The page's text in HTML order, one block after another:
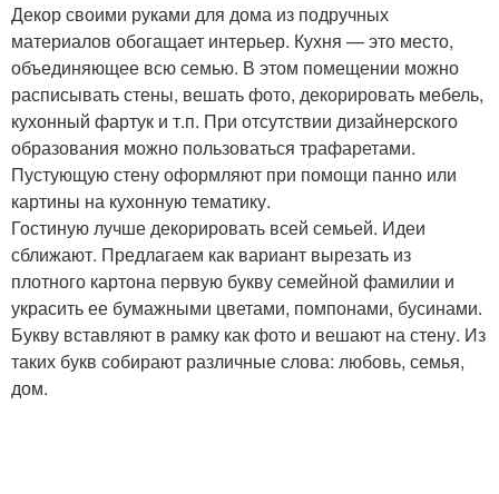
Декор своими руками для дома из подручных
материалов обогащает интерьер. Кухня — это место,
объединяющее всю семью. В этом помещении можно
расписывать стены, вешать фото, декорировать мебель,
кухонный фартук и т.п. При отсутствии дизайнерского
образования можно пользоваться трафаретами.
Пустующую стену оформляют при помощи панно или
картины на кухонную тематику.
Гостиную лучше декорировать всей семьей. Идеи
сближают. Предлагаем как вариант вырезать из
плотного картона первую букву семейной фамилии и
украсить ее бумажными цветами, помпонами, бусинами.
Букву вставляют в рамку как фото и вешают на стену. Из
таких букв собирают различные слова: любовь, семья,
дом.